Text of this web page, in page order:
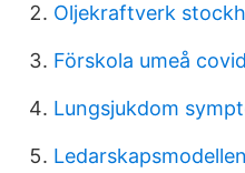
Oljekraftverk
Förskola umeå covid
Lungsjukdom